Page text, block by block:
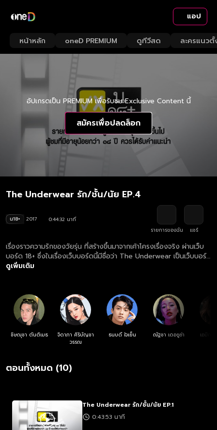
แอป
หน้าหลัก oneD PREMIUM ดูทีวีสด ละครแนวตั้
อัปเกรดเป็น PREMIUM เพื่อรับชม Exclusive Content นี้
สมัครเพื่อปลดล็อก
The Underwear รัก/ชั้น/นัย EP.4
น18+ 2017
0:44:32 นาที
รายการของฉัน
แชร์
เรื่องราวความรักของวัยรุ่น ที่สร้างขึ้นมาจากเค้าโครงเรื่องจริง ผ่านเว็บ
บอร์ด 18+ ซึ่งในเรื่องเว็บบอร์ดนี้มีชื่อว่า The Underwear เป็นเว็บบอร์ด
ที่วัยรุ่นจะชอบมาแชร์ประสบการณ์เรื่องของความรัก และความลับของตัว
ปรึกษาปัญหาชีวิตกันได้อย่างเต็มที่ซึ่งเรื่องนี้ จะทำให้เราได้เห็นว่า คนที่เรา
คิดว่าไว้ใจได้มากที่สุด เค้าอาจไม่เป็นอย่างที่เราคิด เพราะเค้ายังมีอีกตัว
ตนนึงซ่อนไว้อยู่ในเว็บบอร์ดแห่งนี้ สุดท้ายเรื่องราวของทุกคนจะจบลง
เช่นไร หาคำตอบได้ใน “รัก/ชั้น/นัย #TheUnderwear”
ดูเพิ่มเติม
ชิษณุชา ตันติเมธ
จิดาภา ศิริบัญชา
วรรณ
ธนบดี ใจเย็น ณัฐชา เดอซูซ่า เอมิกา
ตอนทั้งหมด (10)
The Underwear รัก/ชั้น/นัย EP.1
0:43:53 นาที